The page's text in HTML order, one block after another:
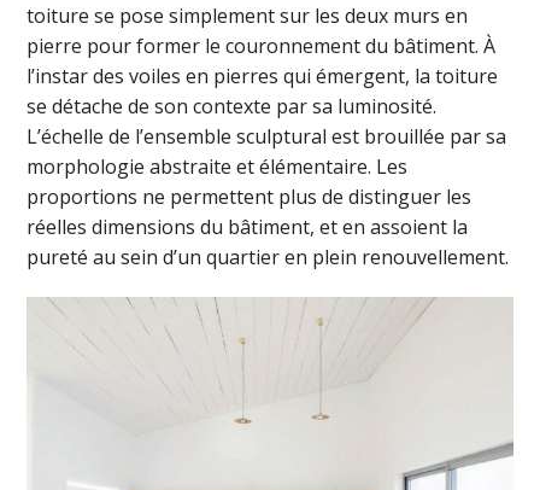
toiture se pose simplement sur les deux murs en
pierre pour former le couronnement du bâtiment. À
l’instar des voiles en pierres qui émergent, la toiture
se détache de son contexte par sa luminosité.
L’échelle de l’ensemble sculptural est brouillée par sa
morphologie abstraite et élémentaire. Les
proportions ne permettent plus de distinguer les
réelles dimensions du bâtiment, et en assoient la
pureté au sein d’un quartier en plein renouvellement.